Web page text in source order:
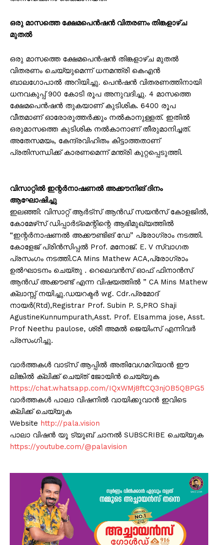
ഒരു മാസത്തെ ക്ഷേമപെൻഷൻ വിതരണം തിങ്കളാഴ്ച
മുതൽ
ഒരു മാസത്തെ ക്ഷേമപെൻഷൻ തിങ്കളാഴ്ച മുതൽ
വിതരണം ചെയ്യുമെന്ന് ധനമന്ത്രി കെഎൻ
ബാലഗോപാൽ അറിയിച്ചു. പെൻഷൻ വിതരണത്തിനായി
ധനവകുപ്പ് 900 കോടി രൂപ അനുവദിച്ചു. 4 മാസത്തെ
ക്ഷേമപെൻഷൻ തുകയാണ് കുടിശിക. 6400 രൂപ
വീതമാണ് ഓരോരുത്തർക്കും നൽകാനുള്ളത്. ഇതിൽ
ഒരുമാസത്തെ കുടിശിക നൽകാനാണ് തീരുമാനിച്ചത്.
അതേസമയം, കേന്ദ്രവിഹിതം കിട്ടാത്തതാണ്
പ്രതിസന്ധിക്ക് കാരണമെന്ന് മന്ത്രി കുറ്റപ്പെടുത്തി.
വിസാറ്റിൽ ഇന്റർനാഷണൽ അക്കൗനിങ് ദിനം
ആഘോഷിച്ചു
ഇലഞ്ഞി: വിസാറ്റ് ആർട്സ് ആൻഡ് സയൻസ് കോളജിൽ,
കോമേഴ്‌സ് ഡിപ്പാർട്മെന്റിന്റെ ആഭിമുഖ്യത്തിൽ
“ഇന്റർനാഷണൽ അക്കൗണ്ടിങ് ഡേ” പ്രോഗ്രാം നടത്തി.
കോളേജ് പ്രിൻസിപ്പൽ Prof. മനോജ്‌. E. V സ്വാഗത
പ്രസംഗം നടത്തി.CA Mins Mathew ACA,പ്രോഗ്രാം
ഉൽഘാടനം ചെയ്തു . റെലെവൻസ് ഓഫ് ഫിനാൻസ്
ആൻഡ് അക്കൗണ്ട് എന്ന വിഷയത്തിൽ ” CA Mins Mathew
ക്ലാസ്സ്‌ നയിച്ചു.ഡയറക്ടർ wg. Cdr.പ്രമോദ്
നായർ(Rtd),Registrar Prof. Subin P. S,PRO Shaji
AgustineKunnumpurath,Asst. Prof. Elsamma jose, Asst.
Prof Neethu paulose, ശ്രീ അമൽ ജെയിംസ് എന്നിവർ
പ്രസംഗിച്ചു.
വാർത്തകൾ വാട്സ് ആപ്പിൽ അതിവേഗമറിയാൻ ഈ
ലിങ്കിൽ ക്ലിക്ക് ചെയ്ത് ജോയിൻ ചെയ്യുക
https://chat.whatsapp.com/IQxWMj8ftCQ3njOB5QBPG5
വാർത്തകൾ പാലാ വിഷനിൽ വായിക്കുവാൻ ഇവിടെ
ക്ലിക്ക് ചെയ്യുക
Website http://pala.vision
പാലാ വിഷൻ യൂ ട്യൂബ് ചാനൽ SUBSCRIBE ചെയ്യുക
https://youtube.com/@palavision